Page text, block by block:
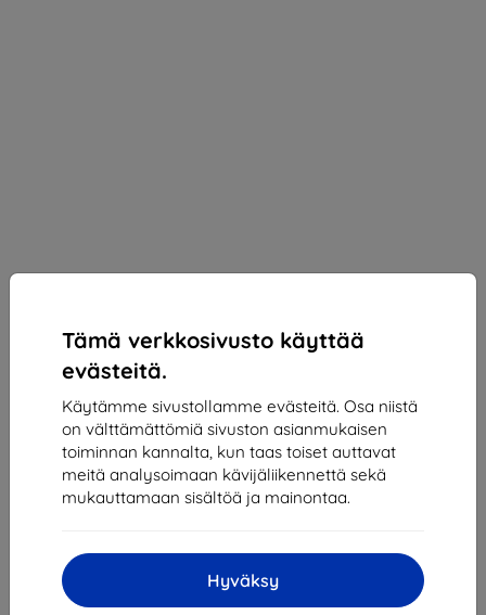
Tämä verkkosivusto käyttää
evästeitä.
Käytämme sivustollamme evästeitä. Osa niistä
on välttämättömiä sivuston asianmukaisen
toiminnan kannalta, kun taas toiset auttavat
meitä analysoimaan kävijäliikennettä sekä
mukauttamaan sisältöä ja mainontaa.
Hyväksy
Suojakalvo Spigen Paper Touch Film - iPad Pro
12.9" 21/20/18 (AFL03000)
Apple iPad Pro 12.9
32,90 €
29,61 €